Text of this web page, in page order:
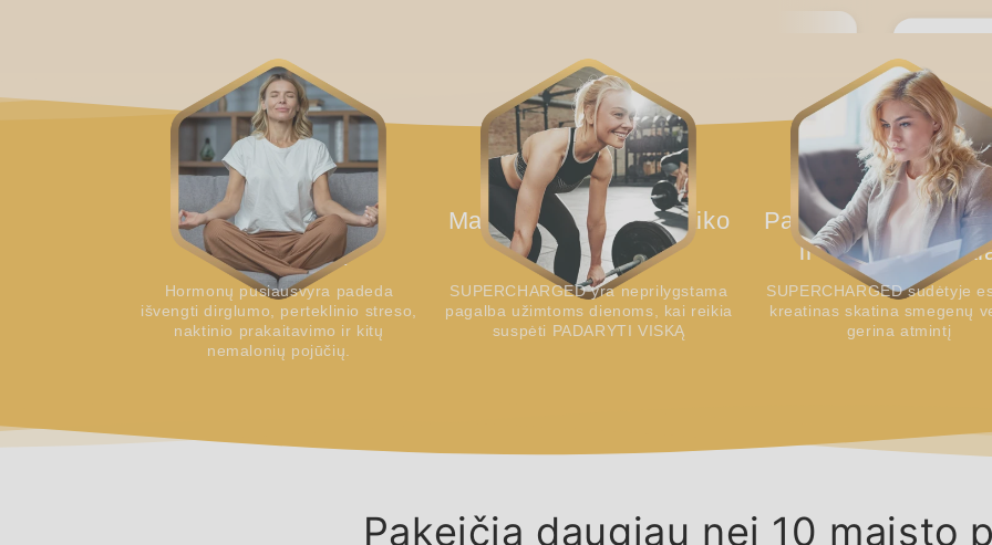
gimdymo išlaikyti įprastą figūrą yra
sudėtinga. Ši kava tikrai padeda -
daugiau motyvacijos eiti į treniruotes,
daugiau jėgų kasdienybėje.
Rekomenduoju visoms.
Lina (39)
gerti po intensyvesnių vakarėlių. Po to
daug lengviau atsigauti ir atgauti jėgas.
Marta B.
kreatinas.
Palaiko hormonų
pusiausvyrą
Hormonų pusiausvyra padeda
išvengti dirglumo, perteklinio streso,
naktinio prakaitavimo ir kitų
nemalonių pojūčių.
Mažina nuovargį, palaiko
energiją
SUPERCHARGED yra neprilygstama
pagalba užimtoms dienoms, kai reikia
suspėti PADARYTI VISKĄ
Padeda palaikyti
ir smegenų
SUPERCHARGED sudėtyje
kreatinas skatina smegenų
gerina atmintį
Pakeičia daugiau nei 10 maisto